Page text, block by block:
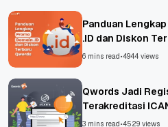
Panduan
.ID dan Diskon
6 mins read•4944 views
Qwords Jadi
Terakreditasi
Untungnya?
3 mins read•4529 views